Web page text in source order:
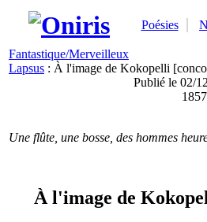
Poésies
Fantastique/Merveilleux
Lapsus : À l'image de Kokopelli
Publié le 02/
Une flûte, une bosse, des hommes
À l'image de